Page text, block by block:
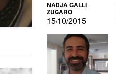
NADJA GALLI
ZUGARO
15/10/2015